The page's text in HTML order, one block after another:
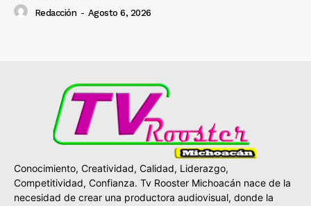
Redacción - Agosto 6, 2026
Conocimiento, Creatividad, Calidad, Liderazgo,
Competitividad, Confianza. Tv Rooster Michoacán nace de la
necesidad de crear una productora audiovisual, donde la